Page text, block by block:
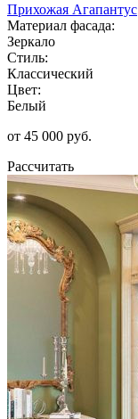
Прихожая Агапантус
Материал фасада:
Зеркало
Стиль:
Классический
Цвет:
Белый
от 45 000 руб.
Рассчитать